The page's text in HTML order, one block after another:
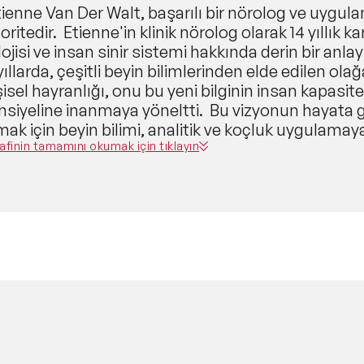
Van Der Walt, başarılı bir nörolog ve
Etienne'in klinik nörolog olarak 14 yıllık
ve insan sinir sistemi hakkında derin bir
çeşitli beyin bilimlerinden elde edilen
hayranlığı, onu bu yeni bilginin insan
inanmaya yöneltti. Bu vizyonun hayata
için beyin bilimi, analitik ve koçluk
kurulmasıdır. Etienne, ekip ve
tamamını okumak için tıklayın